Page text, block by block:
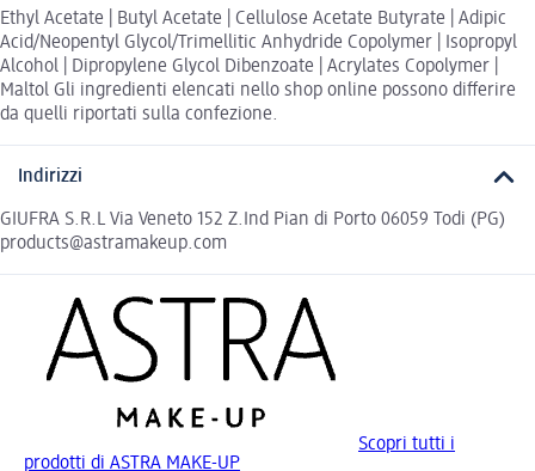
Ethyl Acetate | Butyl Acetate | Cellulose Acetate Butyrate | Adipic
Acid/Neopentyl Glycol/Trimellitic Anhydride Copolymer | Isopropyl
Alcohol | Dipropylene Glycol Dibenzoate | Acrylates Copolymer |
Maltol Gli ingredienti elencati nello shop online possono differire
da quelli riportati sulla confezione.
Indirizzi
GIUFRA S.R.L Via Veneto 152 Z.Ind Pian di Porto 06059 Todi (PG)
products@astramakeup.com
Scopri tutti i
prodotti di ASTRA MAKE-UP